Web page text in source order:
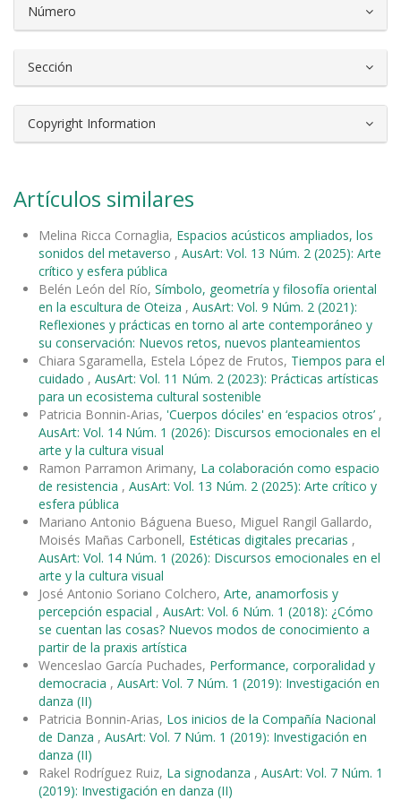
Número
Sección
Copyright Information
Artículos similares
Melina Ricca Cornaglia, Espacios acústicos ampliados, los
sonidos del metaverso , AusArt: Vol. 13 Núm. 2 (2025): Arte
crítico y esfera pública
Belén León del Río, Símbolo, geometría y filosofía oriental
en la escultura de Oteiza , AusArt: Vol. 9 Núm. 2 (2021):
Reflexiones y prácticas en torno al arte contemporáneo y
su conservación: Nuevos retos, nuevos planteamientos
Chiara Sgaramella, Estela López de Frutos, Tiempos para el
cuidado , AusArt: Vol. 11 Núm. 2 (2023): Prácticas artísticas
para un ecosistema cultural sostenible
Patricia Bonnin-Arias, 'Cuerpos dóciles' en ‘espacios otros’ ,
AusArt: Vol. 14 Núm. 1 (2026): Discursos emocionales en el
arte y la cultura visual
Ramon Parramon Arimany, La colaboración como espacio
de resistencia , AusArt: Vol. 13 Núm. 2 (2025): Arte crítico y
esfera pública
Mariano Antonio Báguena Bueso, Miguel Rangil Gallardo,
Moisés Mañas Carbonell, Estéticas digitales precarias ,
AusArt: Vol. 14 Núm. 1 (2026): Discursos emocionales en el
arte y la cultura visual
José Antonio Soriano Colchero, Arte, anamorfosis y
percepción espacial , AusArt: Vol. 6 Núm. 1 (2018): ¿Cómo
se cuentan las cosas? Nuevos modos de conocimiento a
partir de la praxis artística
Wenceslao García Puchades, Performance, corporalidad y
democracia , AusArt: Vol. 7 Núm. 1 (2019): Investigación en
danza (II)
Patricia Bonnin-Arias, Los inicios de la Compañía Nacional
de Danza , AusArt: Vol. 7 Núm. 1 (2019): Investigación en
danza (II)
Rakel Rodríguez Ruiz, La signodanza , AusArt: Vol. 7 Núm. 1
(2019): Investigación en danza (II)